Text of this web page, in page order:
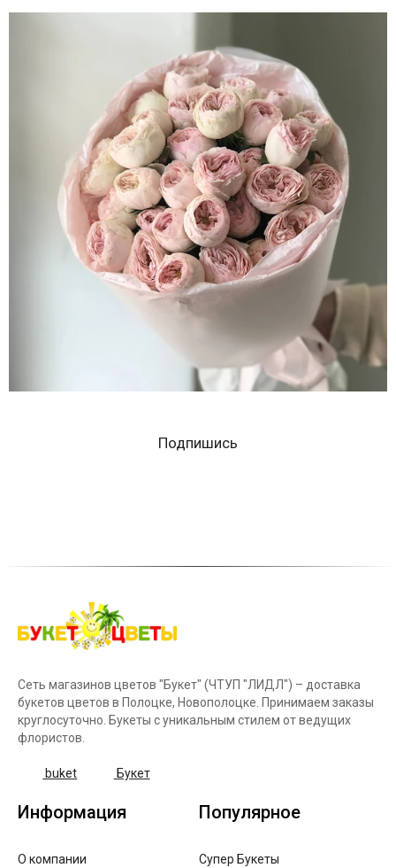
Подпишись
Сеть магазинов цветов "Букет" (ЧТУП "ЛИДЛ") – доставка
букетов цветов в Полоцке, Новополоцке. Принимаем заказы
круглосуточно. Букеты с уникальным стилем от ведущих
флористов.
buket Букет
Информация
О компании
Популярное
Супер Букеты